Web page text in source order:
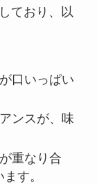
ており、以
口いっぱい
ンスが、味
重なり合
す。